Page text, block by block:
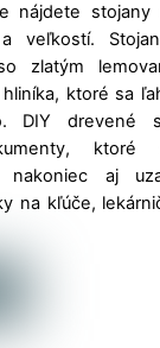
nájdete stojany
veľkostí.
zlatým
ktoré sa
DIY drevené
ktoré
nakoniec aj
na kľúče,